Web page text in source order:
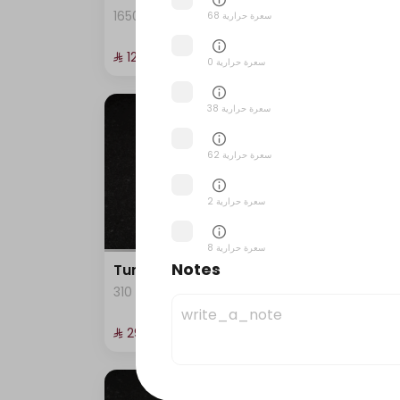
1650 سعرة حرارية
⁨⁦‪‬ 129⁩
Tuna California raw
⁨⁦‪‬ 29⁩
68 سعرة حرارية
0 سعرة حرارية
38 سعرة حرارية
62 سعرة حرارية
2 سعرة حرارية
8 سعرة حرارية
Notes